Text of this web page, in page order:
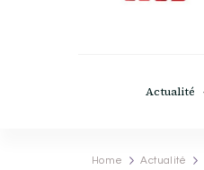
Actualité
Home Actualité